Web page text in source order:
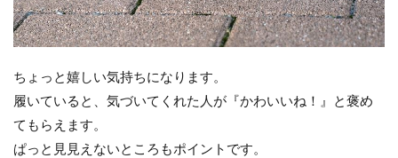
ちょっと嬉しい気持ちになります。
履いていると、気づいてくれた人が『かわいいね！』と褒め
てもらえます。
ぱっと見見えないところもポイントです。